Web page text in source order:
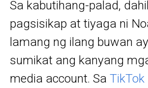
Sa kabutihang-palad,
pagsisikap at tiyaga ni
lamang ng ilang buwan
sumikat ang kanyang
media account. Sa TikTok